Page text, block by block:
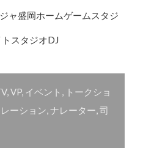
ャ盛岡ホームゲームスタジ
スタジオDJ
,VP, イベント , トークショ
ーション,ナレーター,司